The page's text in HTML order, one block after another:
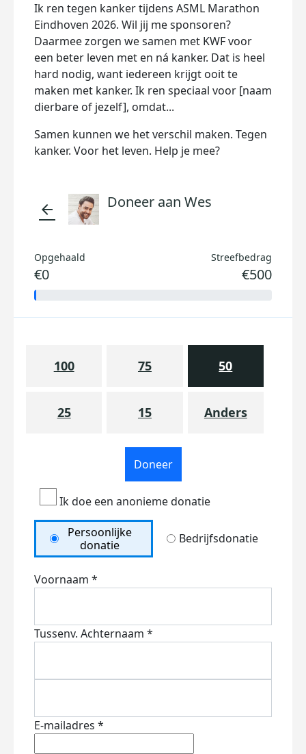
Ik ren tegen kanker tijdens ASML Marathon
Eindhoven 2026. Wil jij me sponsoren?
Daarmee zorgen we samen met KWF voor
een beter leven met en ná kanker. Dat is heel
hard nodig, want iedereen krijgt ooit te
maken met kanker. Ik ren speciaal voor [naam
dierbare of jezelf], omdat...
Samen kunnen we het verschil maken. Tegen
kanker. Voor het leven. Help je mee?
arrow_back Doneer aan Wes
Opgehaald
€0
Streefbedrag
€500
100 75 50
25 15 Anders
Doneer
Ik doe een anonieme donatie
Persoonlijke
donatie
Bedrijfsdonatie
Voornaam *
Tussenv. Achternaam *
E-mailadres *